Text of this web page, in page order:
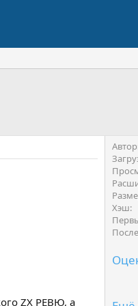
ZX РЕВЮ, а
Автор
Хэш
0